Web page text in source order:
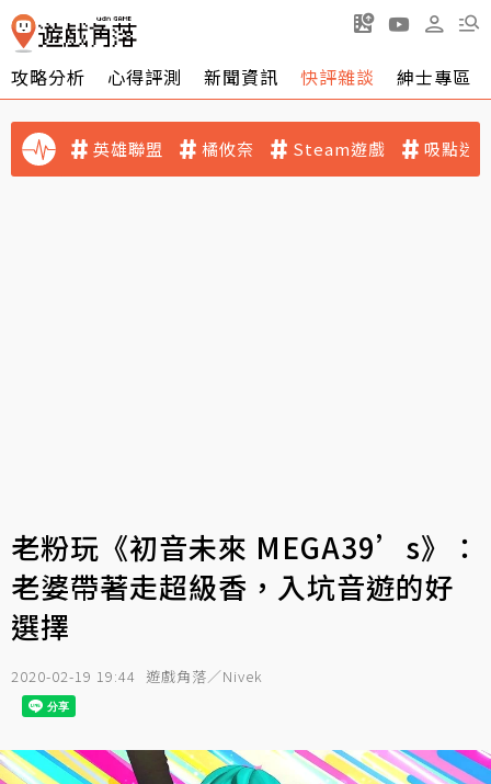
攻略分析 心得評測 新聞資訊 快評雜談 紳士專區
英雄聯盟 橘攸奈 Steam遊戲 吸點迷
老粉玩《初音未來 MEGA39’s》：
老婆帶著走超級香，入坑音遊的好
選擇
2020-02-19 19:44 遊戲角落／Nivek